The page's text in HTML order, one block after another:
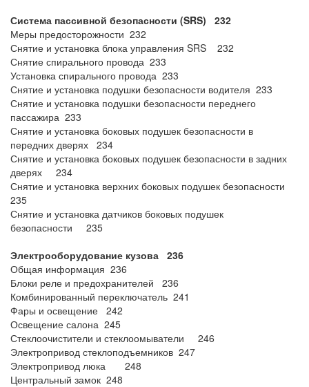
Система пассивной безопасности (SRS) 232
Меры предосторожности 232
Снятие и установка блока управления SRS 232
Снятие спирального провода 233
Установка спирального провода 233
Снятие и установка подушки безопасности водителя 233
Снятие и установка подушки безопасности переднего
пассажира 233
Снятие и установка боковых подушек безопасности в
передних дверях 234
Снятие и установка боковых подушек безопасности в задних
дверях 234
Снятие и установка верхних боковых подушек безопасности
235
Снятие и установка датчиков боковых подушек
безопасности 235
Электрооборудование кузова 236
Общая информация 236
Блоки реле и предохранителей 236
Комбинированный переключатель 241
Фары и освещение 242
Освещение салона 245
Стеклоочистители и стеклоомыватели 246
Электропривод стеклоподъемников 247
Электропривод люка 248
Центральный замок 248